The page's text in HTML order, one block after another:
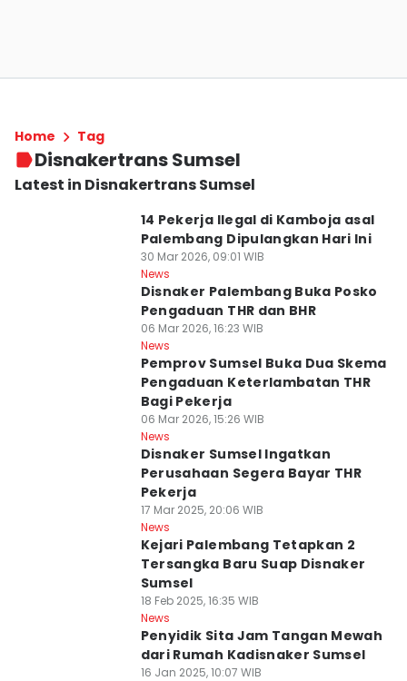
Home Tag
Disnakertrans Sumsel
Latest in Disnakertrans Sumsel
14 Pekerja Ilegal di Kamboja asal
Palembang Dipulangkan Hari Ini
30 Mar 2026, 09:01 WIB
News
Disnaker Palembang Buka Posko
Pengaduan THR dan BHR
06 Mar 2026, 16:23 WIB
News
Pemprov Sumsel Buka Dua Skema
Pengaduan Keterlambatan THR
Bagi Pekerja
06 Mar 2026, 15:26 WIB
News
Disnaker Sumsel Ingatkan
Perusahaan Segera Bayar THR
Pekerja
17 Mar 2025, 20:06 WIB
News
Kejari Palembang Tetapkan 2
Tersangka Baru Suap Disnaker
Sumsel
18 Feb 2025, 16:35 WIB
News
Penyidik Sita Jam Tangan Mewah
dari Rumah Kadisnaker Sumsel
16 Jan 2025, 10:07 WIB